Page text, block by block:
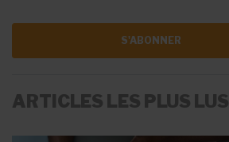
S'ABONNER
ARTICLES LES PLUS LUS